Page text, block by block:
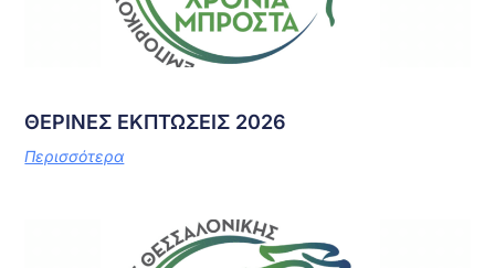
ΘΕΡΙΝΕΣ ΕΚΠΤΩΣΕΙΣ 2026
Περισσότερα